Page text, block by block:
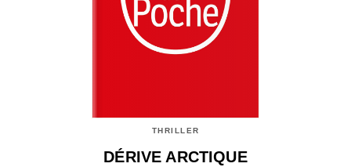
THRILLER
DÉRIVE ARCTIQUE